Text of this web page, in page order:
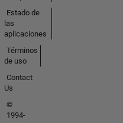
Estado de
las
aplicaciones
Términos
de uso
Contact
Us
©
1994-